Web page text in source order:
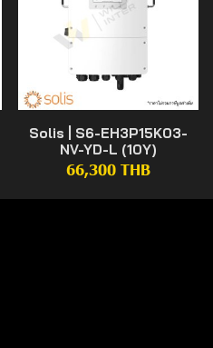
Solis | S6-EH3P15K03-
NV-YD-L (10Y)
66,300 THB